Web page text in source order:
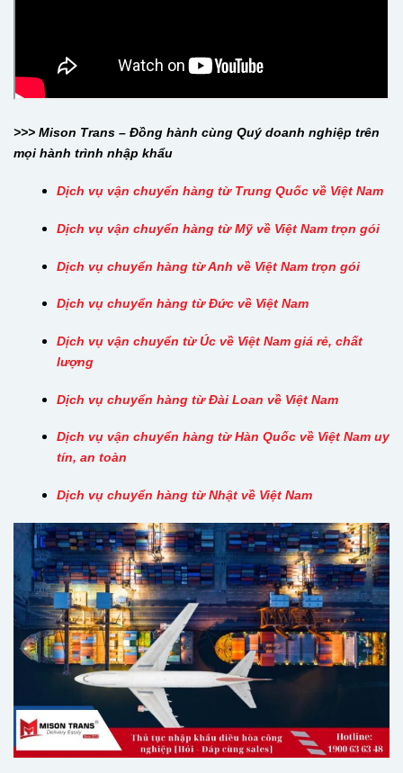
>>> Mison Trans – Đồng hành cùng Quý doanh nghiệp trên
mọi hành trình nhập khẩu
Dịch vụ vận chuyển hàng từ Trung Quốc về Việt Nam
Dịch vụ vận chuyển hàng từ Mỹ về Việt Nam trọn gói
Dịch vụ chuyển hàng từ Anh về Việt Nam trọn gói
Dịch vụ chuyển hàng từ Đức về Việt Nam
Dịch vụ vận chuyển từ Úc về Việt Nam giá rẻ, chất
lượng
Dịch vụ chuyển hàng từ Đài Loan về Việt Nam
Dịch vụ vận chuyển hàng từ Hàn Quốc về Việt Nam uy
tín, an toàn
Dịch vụ chuyển hàng từ Nhật về Việt Nam